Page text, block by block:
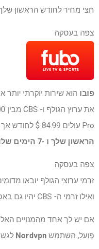
חצי מחיר לחודש הראשון
צפה בעסקה
פובו הוא שירות יוקרתי יותר
Pro עולים 84.99 $ לחודש אך תוכלו לנצל
הראשון שלך ו -7 הימים שלו
צפה בעסקה
ואילו זרמי ה- CBS יהיו גם באפליקציית Paramount Plus ו- CBS.
אם יש לך אחד מהמנויים
פועל, השתמש Nordvpn